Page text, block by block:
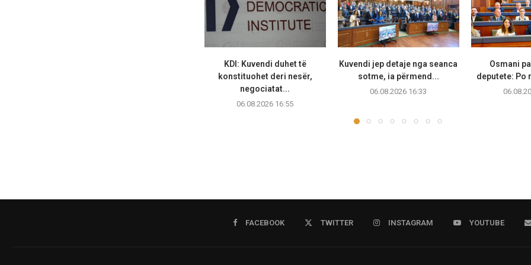
KDI: Kuvendi duhet të
konstituohet deri nesër,
negociatat...
06.08.2026 16:55
Kuvendi jep detaje nga seanca
sotme, ia përmend...
06.08.2026 16:33
Osmani
deputete: Po
FACEBOOK TWITTER INSTAGRAM YOUTUBE